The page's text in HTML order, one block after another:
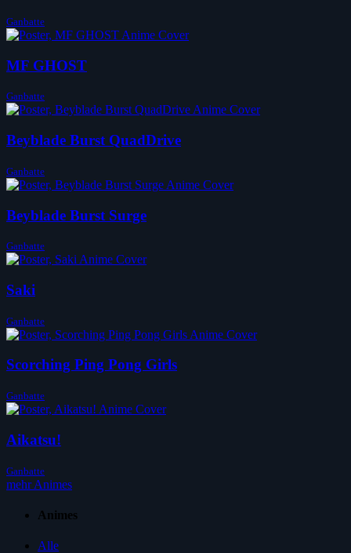
Ganbatte
MF GHOST
Ganbatte
Beyblade Burst QuadDrive
Ganbatte
Beyblade Burst Surge
Ganbatte
Saki
Ganbatte
Scorching Ping Pong Girls
Ganbatte
Aikatsu!
Ganbatte
mehr Animes
Animes
Alle